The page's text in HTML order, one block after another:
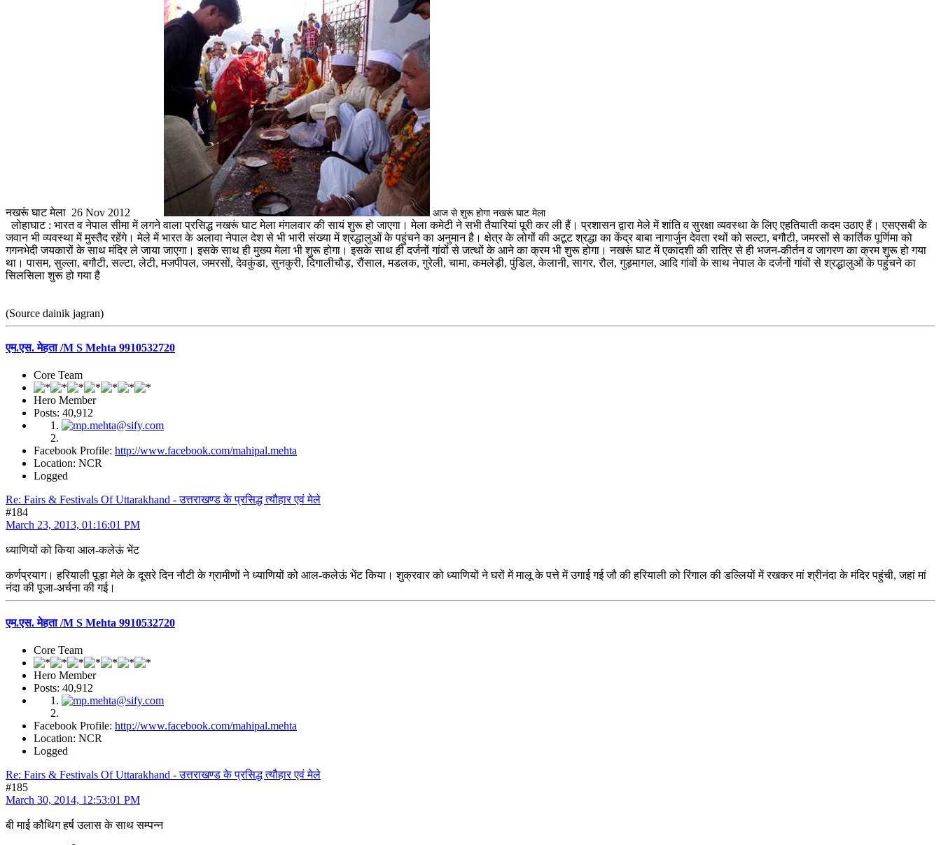
नखरूं घाट मेला 26 Nov 2012 आज से शुरू होगा नखरूं घाट मेला
लोहाघाट : भारत व नेपाल सीमा में लगने वाला प्रसिद्ध नखरूं घाट मेला मंगलवार की सायं शुरू हो जाएगा। मेला कमेटी ने सभी तैयारियां पूरी कर ली हैं। प्रशासन द्वारा मेले में शांति व सुरक्षा व्यवस्था के लिए एहतियाती कदम उठाए हैं। एसएसबी के
जवान भी व्यवस्था में मुस्तैद रहेंगे। मेले में भारत के अलावा नेपाल देश से भी भारी संख्या में श्रद्धालुओं के पहुंचने का अनुमान है। क्षेत्र के लोगों की अटूट श्रद्धा का केंद्र बाबा नागार्जुन देवता रथों को सल्टा, बगौटी, जमरसों से कार्तिक पूर्णिमा को
गगनभेदी जयकारों के साथ मंदिर ले जाया जाएगा। इसके साथ ही मुख्य मेला भी शुरू होगा। इसके साथ ही दर्जनों गांवों से जत्थों के आने का क्रम भी शुरू होगा। नखरूं घाट में एकादशी की रात्रि से ही भजन-कीर्तन व जागरण का क्रम शुरू हो गया
था। पासम, सुल्ला, बगौटी, सल्टा, लेटी, मजपीपल, जमरसों, देवकुंडा, सुनकुरी, दिगालीचौड़, रौंसाल, मडलक, गुरेली, चामा, कमलेड़ी, पुंडिल, केलानी, सागर, रौल, गुड़मागल, आदि गांवों के साथ नेपाल के दर्जनों गांवों से श्रद्धालुओं के पहुंचने का
सिलसिला शुरू हो गया है
(Source dainik jagran)
एम.एस. मेहता /M S Mehta 9910532720
Core Team
Hero Member
Posts: 40,912
Facebook Profile: http://www.facebook.com/mahipal.mehta
Location: NCR
Logged
Re: Fairs & Festivals Of Uttarakhand - उत्तराखण्ड के प्रसिद्ध त्यौहार एवं मेले
#184
March 23, 2013, 01:16:01 PM
ध्याणियों को किया आल-कलेऊं भेंट
कर्णप्रयाग। हरियाली पूड़ा मेले के दूसरे दिन नौटी के ग्रामीणों ने ध्याणियों को आल-कलेऊं भेंट किया। शुक्रवार को ध्याणियों ने घरों में मालू के पत्ते में उगाई गई जौ की हरियाली को रिंगाल की डल्लियों में रखकर मां श्रीनंदा के मंदिर पहुंची, जहां मां
नंदा की पूजा-अर्चना की गई।
एम.एस. मेहता /M S Mehta 9910532720
Core Team
Hero Member
Posts: 40,912
Facebook Profile: http://www.facebook.com/mahipal.mehta
Location: NCR
Logged
Re: Fairs & Festivals Of Uttarakhand - उत्तराखण्ड के प्रसिद्ध त्यौहार एवं मेले
#185
March 30, 2014, 12:53:01 PM
बी माई कौथिग हर्ष उलास के साथ सम्पन्न